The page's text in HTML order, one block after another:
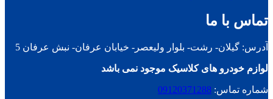
تماس با ما
آدرس: گیلان- رشت- بلوار ولیعصر- خیابان عرفان- نبش عرفان 5
لوازم خودرو های کلاسیک موجود نمی باشد
شماره تماس: 09120371288